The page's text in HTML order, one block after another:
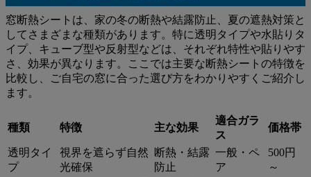
窓断熱シートは、家の冬の断熱や結露防止、夏の遮熱対策と
してさまざまな種類があります。特に透明タイプや水貼りタ
イプ、キューブ型や反射型などは、それぞれ特性や貼りやす
さ、効果が異なります。ここでは主要な断熱シートの特徴を
比較し、ご自宅の窓に合った選び方をわかりやすくご紹介し
ます。
種類 特徴 主な効果
適合ガラ
ス
価格帯
透明タイ
プ
視界を遮らず自然
光確保
断熱・結露
防止
一般・ペ
ア
500円
～